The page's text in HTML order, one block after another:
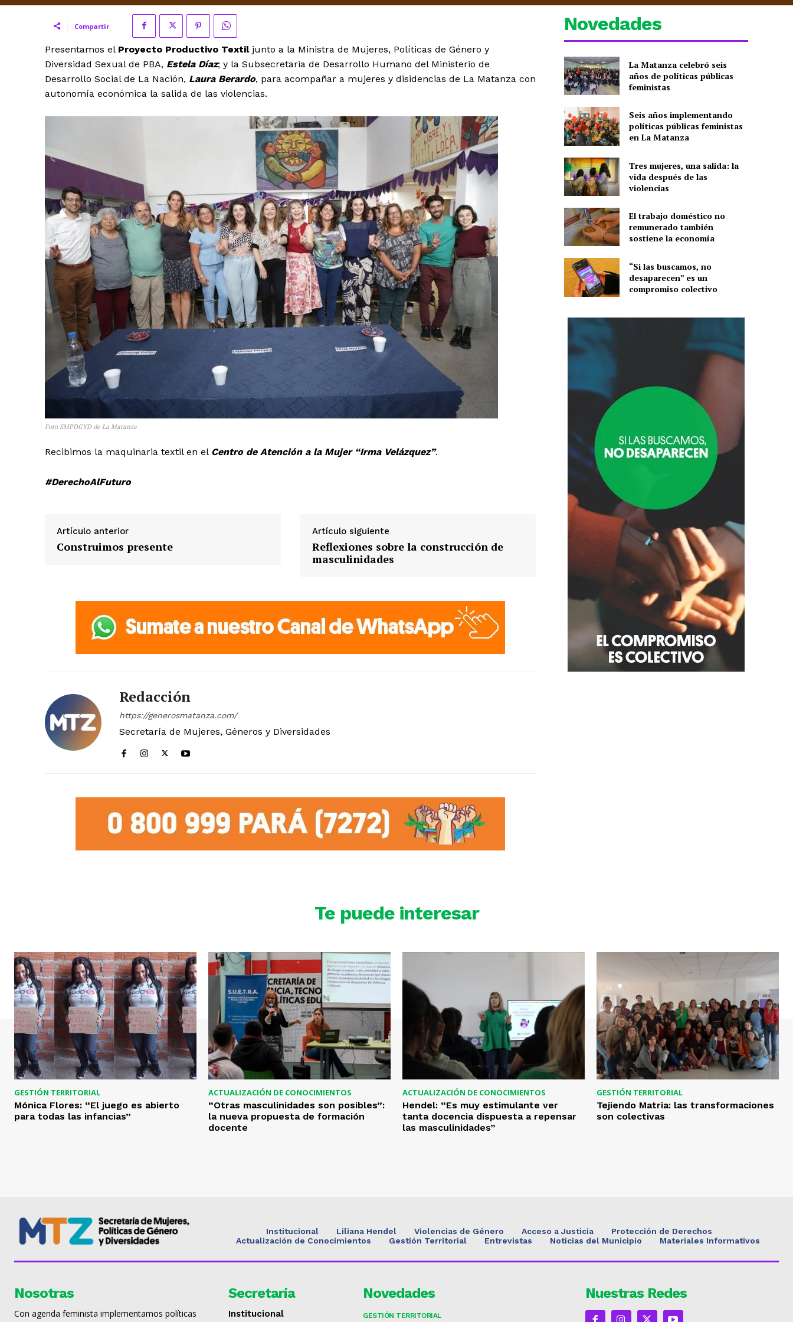
Compartir
Presentamos el Proyecto Productivo Textiljunto a la Ministra de Mujeres, Políticas de Género y
Diversidad Sexual de PBA, Estela Díaz; y la Subsecretaria de Desarrollo Humano del Ministerio de
Desarrollo Social de La Nación, Laura Berardo, para acompañar a mujeres y disidencias de La Matanza con
autonomía económica la salida de las violencias.
Foto SMPDGYD de La Matanza
Recibimos la maquinaria textil en el Centro de Atención a la Mujer “Irma Velázquez”.
#DerechoAlFuturo
Artículo anterior
Construimos presente
Artículo siguiente
Reflexiones sobre la construcción de
masculinidades
Redacción
https://generosmatanza.com/
Secretaría de Mujeres, Géneros y Diversidades
Novedades
La Matanza celebró seis
años de políticas públicas
feministas
Seis años implementando
políticas públicas feministas
en La Matanza
Tres mujeres, una salida: la
vida después de las
violencias
El trabajo doméstico no
remunerado también
sostiene la economía
“Si las buscamos, no
desaparecen” es un
compromiso colectivo
Te puede interesar
GESTIÓN TERRITORIAL
Mónica Flores: “El juego es abierto
para todas las infancias”
ACTUALIZACIÓN DE CONOCIMIENTOS
“Otras masculinidades son posibles”:
la nueva propuesta de formación
docente
ACTUALIZACIÓN DE CONOCIMIENTOS
Hendel: “Es muy estimulante ver
tanta docencia dispuesta a repensar
las masculinidades”
GESTIÓN TERRITORIAL
Tejiendo Matria: las transformaciones
son colectivas
Institucional Liliana Hendel Violencias de Género Acceso a Justicia
Protección de Derechos
Actualización de Conocimientos
Gestión Territorial Entrevistas Noticias del Municipio Materiales Informativos
Nosotras
Con agenda feminista implementamos políticas
Secretaría
Institucional
Novedades
GESTIÓN TERRITORIAL
Nuestras Redes